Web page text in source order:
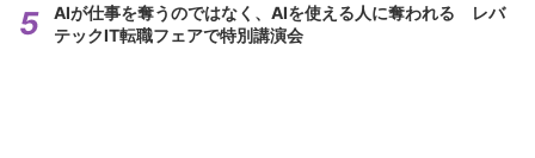
AIが仕事を奪うのではなく、AIを使える人に奪われる レバ
テックIT転職フェアで特別講演会